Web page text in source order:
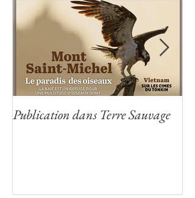
Publication dans Terre Sauvage